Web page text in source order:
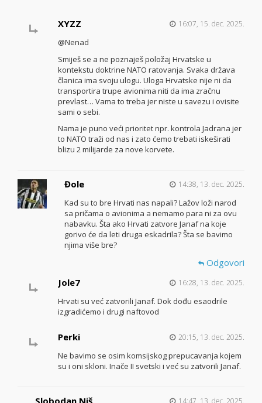
XYZZ 16:07, 15. dec. 2025.
@Nenad
Smiješ se a ne poznaješ položaj Hrvatske u
kontekstu doktrine NATO ratovanja. Svaka država
članica ima svoju ulogu. Uloga Hrvatske nije ni da
transportira trupe avionima niti da ima zračnu
prevlast… Vama to treba jer niste u savezu i ovisite
sami o sebi.
Nama je puno veći prioritet npr. kontrola Jadrana jer
to NATO traži od nas i zato ćemo trebati iskeširati
blizu 2 milijarde za nove korvete.
Đole 14:38, 13. dec. 2025.
Kad su to bre Hrvati nas napali? Lažov loži narod
sa pričama o avionima a nemamo para ni za ovu
nabavku. Šta ako Hrvati zatvore Janaf na koje
gorivo će da leti druga eskadrila? Šta se bavimo
njima više bre?
Odgovori
Jole7
16:28, 13. dec. 2025.
Hrvati su već zatvorili Janaf. Dok dođu esaodrile
izgradićemo i drugi naftovod
Perki 20:15, 13. dec. 2025.
Ne bavimo se osim komsijskog prepucavanja kojem
su i oni skloni. Inače II svetski i već su zatvorili Janaf.
Slobodan Niš 14:47, 13. dec. 2025.